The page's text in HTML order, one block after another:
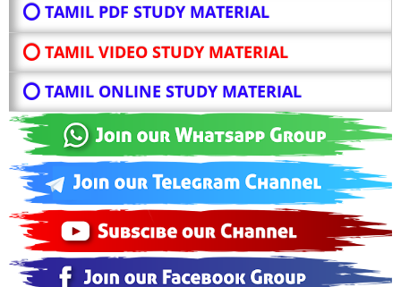
⭕ TAMIL PDF STUDY MATERIAL
⭕ TAMIL VIDEO STUDY MATERIAL
⭕ TAMIL ONLINE STUDY MATERIAL